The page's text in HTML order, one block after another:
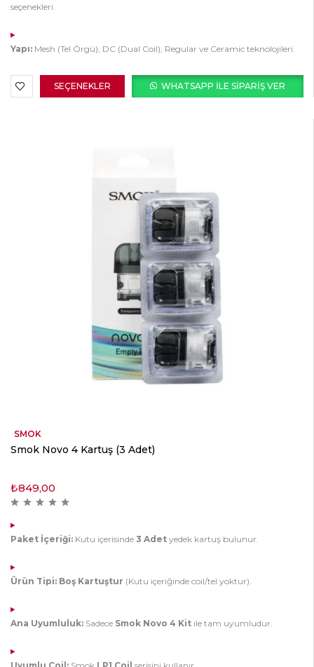
seçenekleri.
Yapı: Mesh (Tel Örgü), DC (Dual Coil), Regular ve Ceramic teknolojileri.
SEÇENEKLER WHATSAPP ILE SIPARIŞ VER
SMOK
Smok Novo 4 Kartuş (3 Adet)
₺849,00
Paket İçeriği: Kutu içerisinde 3 Adet yedek kartuş bulunur.
Ürün Tipi: Boş Kartuştur (Kutu içeriğinde coil/tel yoktur).
Ana Uyumluluk: Sadece Smok Novo 4 Kit ile tam uyumludur.